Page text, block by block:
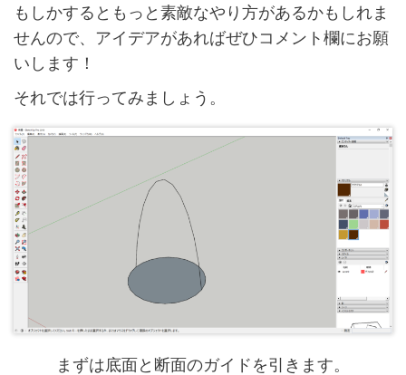
もしかするともっと素敵なやり方があるかもしれま
せんので、アイデアがあればぜひコメント欄にお願
いします！
それでは行ってみましょう。
まずは底面と断面のガイドを引きます。